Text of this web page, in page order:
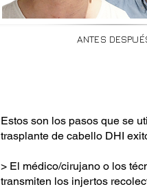
ANTES
Estos son los pasos que se
trasplante de cabello DHI
> El médico/cirujano o los
transmiten los injertos